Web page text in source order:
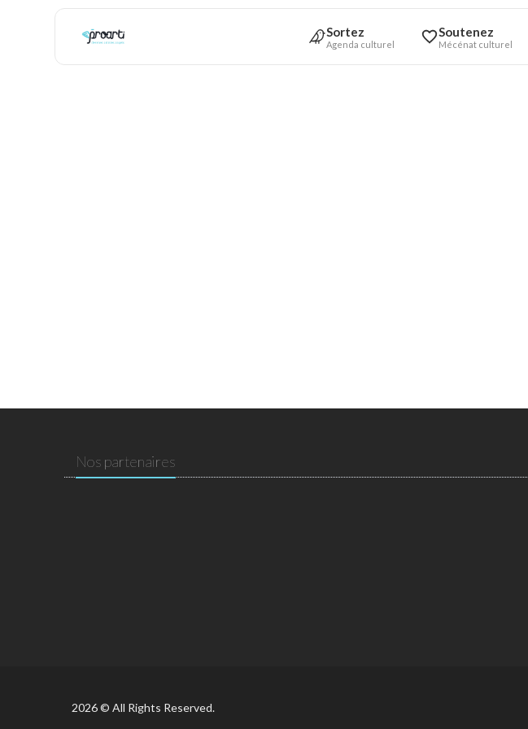
Sortez
Agenda culturel
Soutenez
Mécénat culturel
Nos partenaires
2026 © All Rights Reserved.